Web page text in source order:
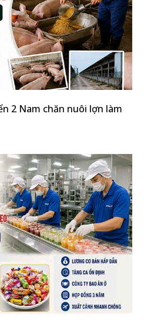
2 Nam chăn nuôi lợn làm